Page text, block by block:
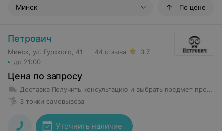
Минск По цене
Петрович
Минск, ул. Гурского, 41
до 21:00
44 отзыва 3.7
Цена по запросу
Доставка Получить консультацию и выбрать предмет проката возможно в магазине проката по адресу Гурского 37 -5Н с 8-00 до 22-00 без выходных Предметы проката весом менее 35 кг доставляются в первое помещение квартиры (частного дома). Курьеры не осуществляют уборку территории от препятствующих предметов и не передвигают объекты в квартире. Доставка предмета проката весом более 35 кг производится до подъезда.
3 точки самовывоза
Уточнить наличие